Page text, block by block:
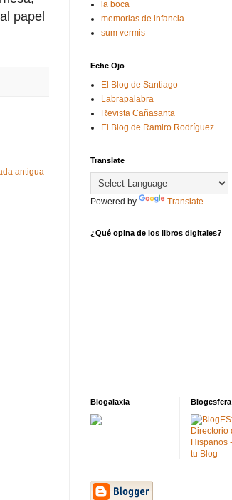
papel
antigua
la boca
memorias de infancia
sum vermis
Eche Ojo
El Blog de Santiago
Labrapalabra
Revista Cañasanta
El Blog de Ramiro Rodríguez
Translate
Powered by Translate
¿Qué opina de los libros digitales?
Blogalaxia Blogesfera